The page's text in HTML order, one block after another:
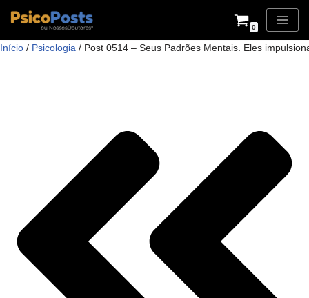
Pular
para
0
Início / Psicologia / Post 0514 – Seus Padrões Mentais. Eles